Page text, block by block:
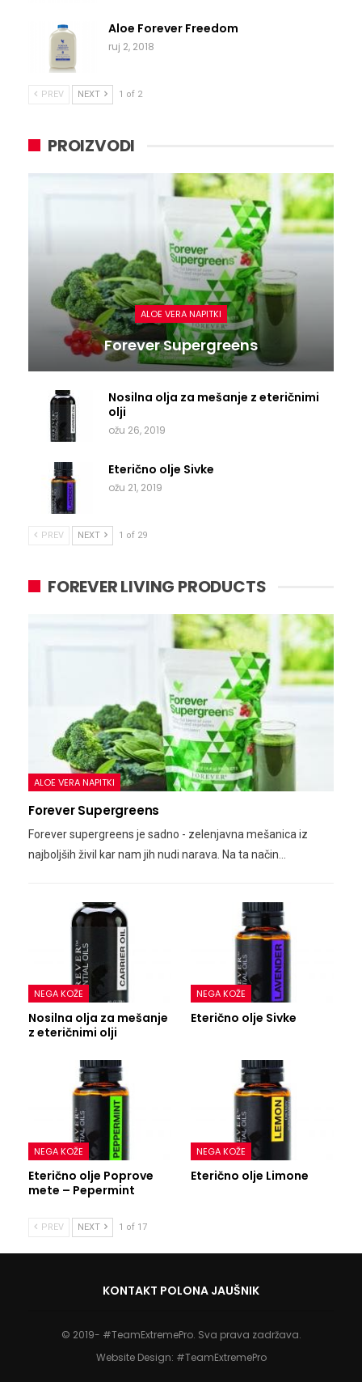
Aloe Forever Freedom
ruj 2, 2018
PREV NEXT 1 of 2
PROIZVODI
ALOE VERA NAPITKI
Forever Supergreens
Nosilna olja za mešanje z eteričnimi
olji
ožu 26, 2019
Eterično olje Sivke
ožu 21, 2019
PREV NEXT 1 of 29
FOREVER LIVING PRODUCTS
ALOE VERA NAPITKI
Forever Supergreens
Forever supergreens je sadno - zelenjavna mešanica iz
najboljših živil kar nam jih nudi narava. Na ta način…
NEGA KOŽE
Nosilna olja za mešanje
z eteričnimi olji
NEGA KOŽE
Eterično olje Sivke
NEGA KOŽE
Eterično olje Poprove
mete – Pepermint
NEGA KOŽE
Eterično olje Limone
PREV NEXT 1 of 17
KONTAKT POLONA JAUŠNIK
© 2019- #TeamExtremePro. Sva prava zadržava.
Website Design: #TeamExtremePro